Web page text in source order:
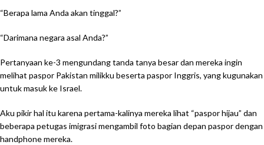
“Berapa lama Anda akan tinggal?”
“Darimana negara asal Anda?”
Pertanyaan ke-3 mengundang tanda tanya besar dan mereka ingin
melihat paspor Pakistan milikku beserta paspor Inggris, yang kugunakan
untuk masuk ke Israel.
Aku pikir hal itu karena pertama-kalinya mereka lihat “paspor hijau” dan
beberapa petugas imigrasi mengambil foto bagian depan paspor dengan
handphone mereka.